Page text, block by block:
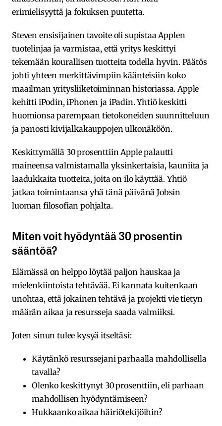
erimielisyyttä ja fokuksen puutetta.
Steven ensisijainen tavoite oli supistaa Applen
tuotelinjaa ja varmistaa, että yritys keskittyi
tekemään kourallisen tuotteita todella hyvin. Päätös
johti yhteen merkittävimpiin käänteisiin koko
maailman yritysliiketoiminnan historiassa. Apple
kehitti iPodin, iPhonen ja iPadin. Yhtiö keskitti
huomionsa parempaan tietokoneiden suunnitteluun
ja panosti kivijalkakauppojen ulkonäköön.
Keskittymällä 30 prosenttiin Apple palautti
maineensa valmistamalla yksinkertaisia, kauniita ja
laadukkaita tuotteita, joita on ilo käyttää. Yhtiö
jatkaa toimintaansa yhä tänä päivänä Jobsin
luoman filosofian pohjalta.
Miten voit hyödyntää 30 prosentin
sääntöä?
Elämässä on helppo löytää paljon hauskaa ja
mielenkiintoista tehtävää. Ei kannata kuitenkaan
unohtaa, että jokainen tehtävä ja projekti vie tietyn
määrän aikaa ja resursseja saada valmiiksi.
Joten sinun tulee kysyä itseltäsi:
Käytänkö resurssejani parhaalla mahdollisella
tavalla?
Olenko keskittynyt 30 prosenttiin, eli parhaan
mahdollisen hyödyntämiseen?
Hukkaanko aikaa häiriötekijöihin?